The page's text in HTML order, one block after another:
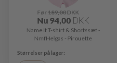
Før189,00 DKK
Nu 94,00 DKK
Name It T-shirt & Shortssæt -
NmfHelgas - Pirouette